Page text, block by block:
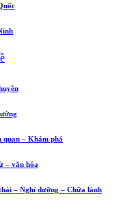
quan – Khám phá
– văn hóa
– Nghỉ dưỡng – Chữa lành